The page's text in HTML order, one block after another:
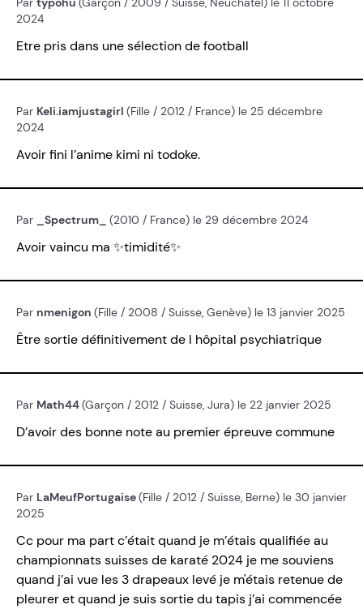
2024
Etre pris dans une sélection de football
Par Keli.iamjustagirl (Fille / 2012 / France) le 25 décembre
2024
Avoir fini l’anime kimi ni todoke.
Par _Spectrum_ (2010 / France) le 29 décembre 2024
Avoir vaincu ma ✨timidité✨
Par nmenigon (Fille / 2008 / Suisse, Genève) le 13 janvier 2025
Être sortie définitivement de l hôpital psychiatrique
Par Math44(Garçon / 2012 / Suisse, Jura) le 22 janvier 2025
D’avoir des bonne note au premier épreuve commune
Par LaMeufPortugaise(Fille / 2012 / Suisse, Berne) le 30 janvier
2025
Cc pour ma part c’était quand je m’étais qualifiée au
championnats suisses de karaté 2024 je me souviens
quand j’ai vue les 3 drapeaux levé je m'étais retenue de
pleurer et quand je suis sortie du tapis j’ai commencée